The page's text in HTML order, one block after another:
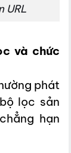
URL
và chức
phát
lọc sản
hạn